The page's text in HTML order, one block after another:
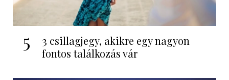
5
3 csillagjegy, akikre egy nagyon
fontos találkozás vár